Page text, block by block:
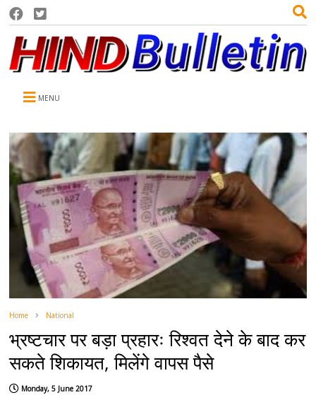
MENU
Home National
भ्रष्टचार पर बड़ा प्रहारः रिश्वत देने के बाद कर
सकते शिकायत, मिलेंगे वापस पैसे
Monday, 5 June 2017